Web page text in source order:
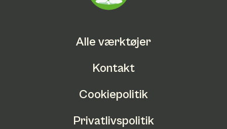
Alle værktøjer
Kontakt
Cookiepolitik
Privatlivspolitik